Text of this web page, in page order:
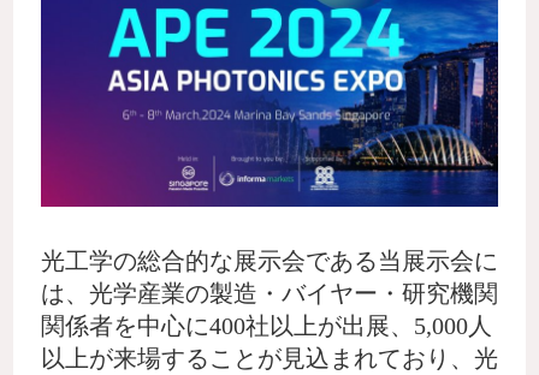
光工学の総合的な展示会である当展示会に
は、光学産業の製造・バイヤー・研究機関
関係者を中心に400社以上が出展、5,000人
以上が来場することが見込まれており、光